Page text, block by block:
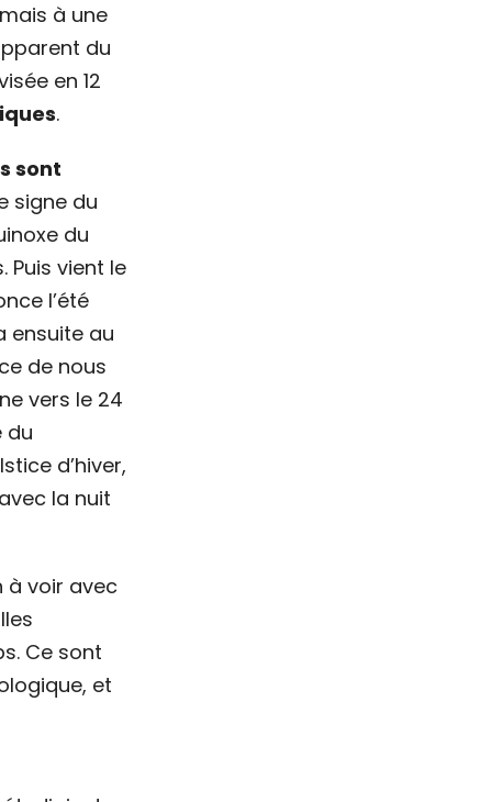
à une
du
en 12
.
sont
signe du
du
Puis vient le
l’été
ensuite au
de nous
vers le 24
du
d’hiver,
la nuit
à voir avec
Ce sont
et